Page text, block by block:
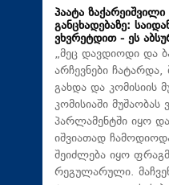
პაატა
განცხადებაზე:
ვხვრეტდით - ეს
„მეც დავდიოდი და
არჩევნები
გახდა და კომისიის
კომისიაში
პარლამენტში იყო
იშვიათად
შეიძლება იყო
რეგულარული.